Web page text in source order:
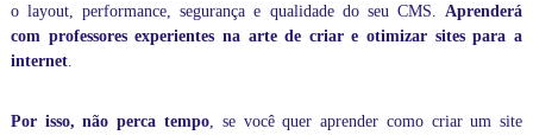
o layout, performance, segurança e qualidade do seu CMS. Aprenderá
com professores experientes na arte de criar e otimizar sites para a
internet.
Por isso, não perca tempo, se você quer aprender como criar um site